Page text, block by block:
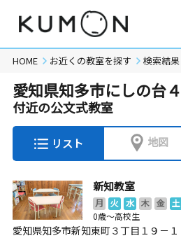
HOME お近くの教室を探す 検索結果
愛知県知多市にしの台
付近の公文式教室
リスト 地図
新知教室
月 火 水 木 金 土
0歳～高校生
愛知県知多市新知東町３丁目１９－１